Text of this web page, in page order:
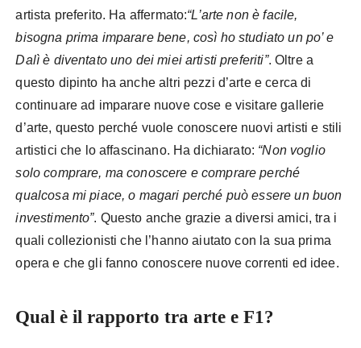
artista preferito. Ha affermato:“L’arte non è facile,
bisogna prima imparare bene, così ho studiato un po’ e
Dalì è diventato uno dei miei artisti preferiti”. Oltre a
questo dipinto ha anche altri pezzi d’arte e cerca di
continuare ad imparare nuove cose e visitare gallerie
d’arte, questo perché vuole conoscere nuovi artisti e stili
artistici che lo affascinano. Ha dichiarato: “Non voglio
solo comprare, ma conoscere e comprare perché
qualcosa mi piace, o magari perché può essere un buon
investimento”. Questo anche grazie a diversi amici, tra i
quali collezionisti che l’hanno aiutato con la sua prima
opera e che gli fanno conoscere nuove correnti ed idee.
Qual è il rapporto tra arte e F1?